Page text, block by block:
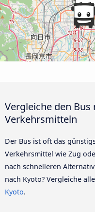
Vergleiche den
Verkehrsmitteln
Der Bus ist oft das
Verkehrsmittel wie Zug
nach schnelleren
nach Kyoto? Vergleiche
Kyoto.